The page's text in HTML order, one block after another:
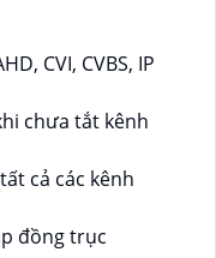
CVI, CVBS, IP
chưa tắt kênh
cả các kênh
đồng trục